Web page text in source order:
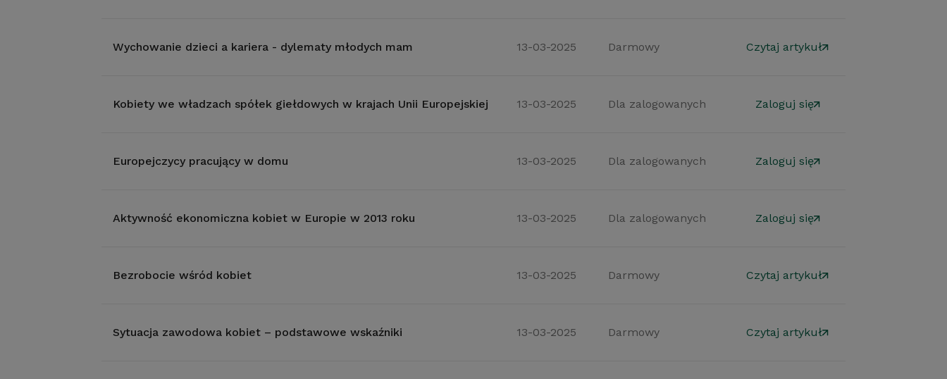
Wychowanie dzieci a kariera - dylematy młodych mam 13-03-2025 Darmowy Czytaj artykuł
Kobiety we władzach spółek giełdowych w krajach Unii Europejskiej 13-03-2025 Dla zalogowanych Zaloguj się
Europejczycy pracujący w domu 13-03-2025 Dla zalogowanych Zaloguj się
Aktywność ekonomiczna kobiet w Europie w 2013 roku 13-03-2025 Dla zalogowanych Zaloguj się
Bezrobocie wśród kobiet 13-03-2025 Darmowy Czytaj artykuł
Sytuacja zawodowa kobiet – podstawowe wskaźniki 13-03-2025 Darmowy Czytaj artykuł